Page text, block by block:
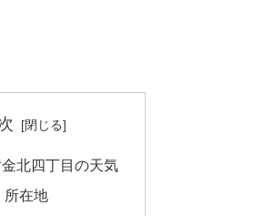
北四丁目の天気
所在地